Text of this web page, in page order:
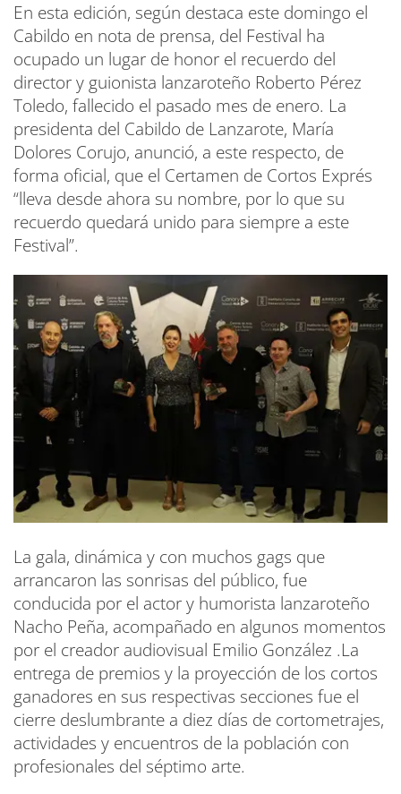
En esta edición, según destaca este domingo el
Cabildo en nota de prensa, del Festival ha
ocupado un lugar de honor el recuerdo del
director y guionista lanzaroteño Roberto Pérez
Toledo, fallecido el pasado mes de enero. La
presidenta del Cabildo de Lanzarote, María
Dolores Corujo, anunció, a este respecto, de
forma oficial, que el Certamen de Cortos Exprés
“lleva desde ahora su nombre, por lo que su
recuerdo quedará unido para siempre a este
Festival”.
La gala, dinámica y con muchos gags que
arrancaron las sonrisas del público, fue
conducida por el actor y humorista lanzaroteño
Nacho Peña, acompañado en algunos momentos
por el creador audiovisual Emilio González .La
entrega de premios y la proyección de los cortos
ganadores en sus respectivas secciones fue el
cierre deslumbrante a diez días de cortometrajes,
actividades y encuentros de la población con
profesionales del séptimo arte.